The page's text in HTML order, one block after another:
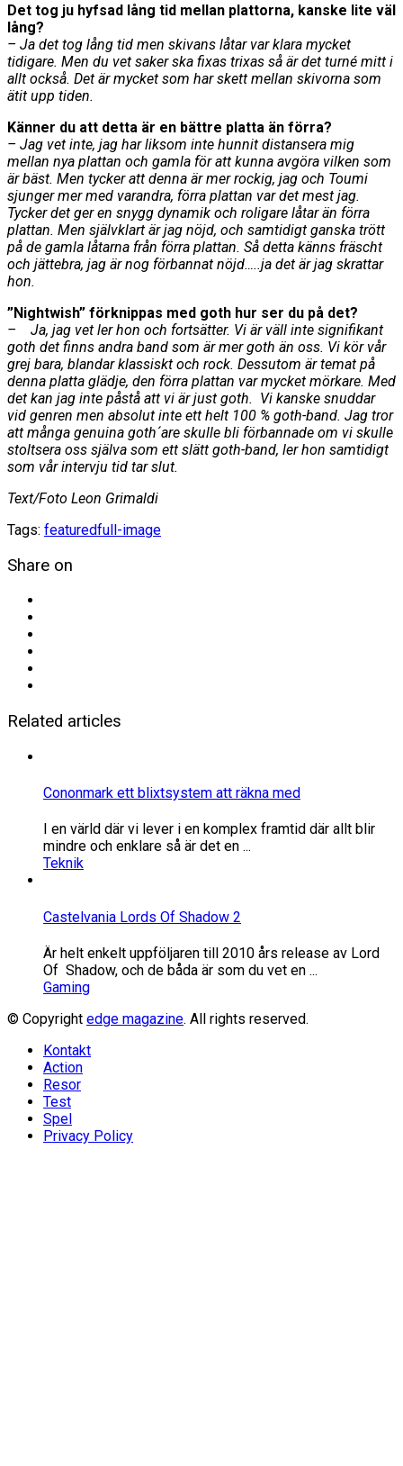
Det tog ju hyfsad lång tid mellan plattorna, kanske lite väl
lång?
– Ja det tog lång tid men skivans låtar var klara mycket
tidigare. Men du vet saker ska fixas trixas så är det turné mitt i
allt också. Det är mycket som har skett mellan skivorna som
ätit upp tiden.
Känner du att detta är en bättre platta än förra?
– Jag vet inte, jag har liksom inte hunnit distansera mig
mellan nya plattan och gamla för att kunna avgöra vilken som
är bäst. Men tycker att denna är mer rockig, jag och Toumi
sjunger mer med varandra, förra plattan var det mest jag.
Tycker det ger en snygg dynamik och roligare låtar än förra
plattan. Men självklart är jag nöjd, och samtidigt ganska trött
på de gamla låtarna från förra plattan. Så detta känns fräscht
och jättebra, jag är nog förbannat nöjd…..ja det är jag skrattar
hon.
”Nightwish” förknippas med goth hur ser du på det?
– Ja, jag vet ler hon och fortsätter. Vi är väll inte signifikant
goth det finns andra band som är mer goth än oss. Vi kör vår
grej bara, blandar klassiskt och rock. Dessutom är temat på
denna platta glädje, den förra plattan var mycket mörkare. Med
det kan jag inte påstå att vi är just goth. Vi kanske snuddar
vid genren men absolut inte ett helt 100 % goth-band. Jag tror
att många genuina goth´are skulle bli förbannade om vi skulle
stoltsera oss själva som ett slätt goth-band, ler hon samtidigt
som vår intervju tid tar slut.
Text/Foto Leon Grimaldi
Tags: featuredfull-image
Share on
Related articles
Cononmark ett blixtsystem att räkna med
I en värld där vi lever i en komplex framtid där allt blir
mindre och enklare så är det en ...
Teknik
Castelvania Lords Of Shadow 2
Är helt enkelt uppföljaren till 2010 års release av Lord
Of Shadow, och de båda är som du vet en ...
Gaming
© Copyright edge magazine. All rights reserved.
Kontakt
Action
Resor
Test
Spel
Privacy Policy